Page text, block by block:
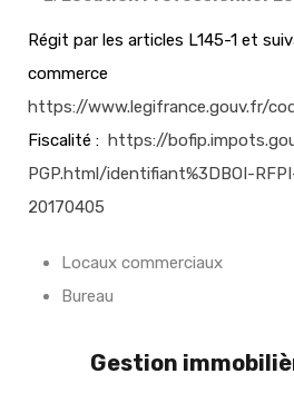
Régit par les articles L145-1 et
commerce
https://www.legifrance.gouv.fr/
Fiscalité : https://
PGP.html/identifiant%3DBOI-
20170405
Locaux commerciaux
Bureau
Gestion